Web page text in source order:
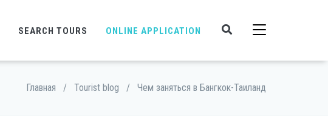
SEARCH TOURS ONLINE APPLICATION
Главная / Tourist blog / Чем заняться в Бангкок-Таиланд